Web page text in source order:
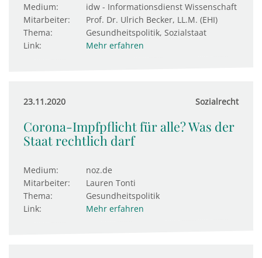
Medium:
idw - Informationsdienst Wissenschaft
Mitarbeiter:
Prof. Dr. Ulrich Becker, LL.M. (EHI)
Thema:
Gesundheitspolitik, Sozialstaat
Link:
Mehr erfahren
23.11.2020 Sozialrecht
Corona-Impfpflicht für alle? Was der
Staat rechtlich darf
Medium:
noz.de
Mitarbeiter:
Lauren Tonti
Thema:
Gesundheitspolitik
Link:
Mehr erfahren